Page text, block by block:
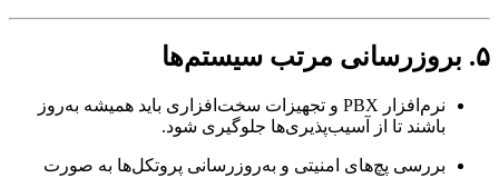
نرم‌افزار PBX و تجهیزات سخت‌افزاری باید همیشه به‌روز
باشند تا از آسیب‌پذیری‌ها جلوگیری شود.
بررسی پچ‌های امنیتی و به‌روزرسانی پروتکل‌ها به صورت